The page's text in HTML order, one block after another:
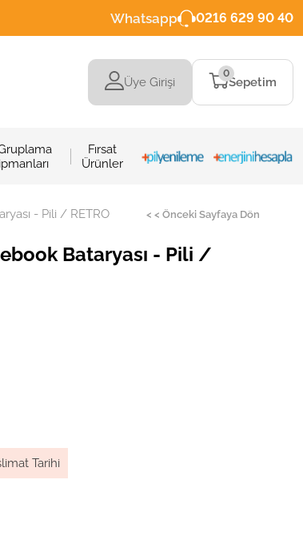
Whatsapp 0216 629 90 40
Üye Girişi Sepetim
0
Fırsat
Ürünler
- Pili / RETRO < < Önceki Sayfaya Dön
Bataryası - Pili /
Tarihi